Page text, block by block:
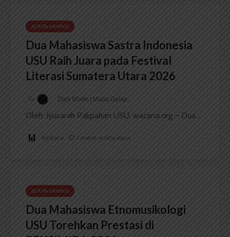
BERITA KAMPUS
Dua Mahasiswa Sastra Indonesia
USU Raih Juara pada Festival
Literasi Sumatera Utara 2026
Dark Mode | Moda Gelap
Oleh: Iyusarah Pakpahan USU, wacana.org – Dua...
Redaksi 2 menit waktu baca
BERITA KAMPUS
Dua Mahasiswa Etnomusikologi
USU Torehkan Prestasi di